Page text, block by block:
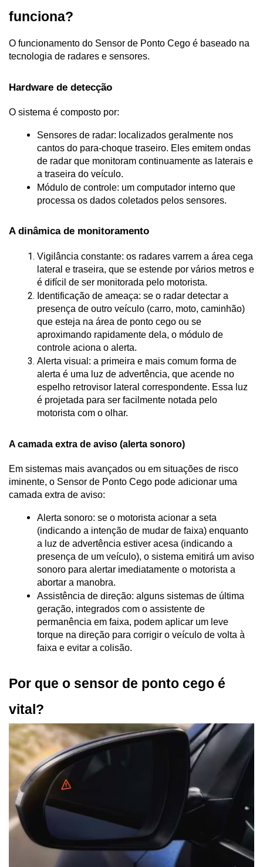
funciona?
O funcionamento do Sensor de Ponto Cego é baseado na
tecnologia de radares e sensores.
Hardware de detecção
O sistema é composto por:
Sensores de radar: localizados geralmente nos
cantos do para-choque traseiro. Eles emitem ondas
de radar que monitoram continuamente as laterais e
a traseira do veículo.
Módulo de controle: um computador interno que
processa os dados coletados pelos sensores.
A dinâmica de monitoramento
Vigilância constante: os radares varrem a área cega
lateral e traseira, que se estende por vários metros e
é difícil de ser monitorada pelo motorista.
Identificação de ameaça: se o radar detectar a
presença de outro veículo (carro, moto, caminhão)
que esteja na área de ponto cego ou se
aproximando rapidamente dela, o módulo de
controle aciona o alerta.
Alerta visual: a primeira e mais comum forma de
alerta é uma luz de advertência, que acende no
espelho retrovisor lateral correspondente. Essa luz
é projetada para ser facilmente notada pelo
motorista com o olhar.
A camada extra de aviso (alerta sonoro)
Em sistemas mais avançados ou em situações de risco
iminente, o Sensor de Ponto Cego pode adicionar uma
camada extra de aviso:
Alerta sonoro: se o motorista acionar a seta
(indicando a intenção de mudar de faixa) enquanto
a luz de advertência estiver acesa (indicando a
presença de um veículo), o sistema emitirá um aviso
sonoro para alertar imediatamente o motorista a
abortar a manobra.
Assistência de direção: alguns sistemas de última
geração, integrados com o assistente de
permanência em faixa, podem aplicar um leve
torque na direção para corrigir o veículo de volta à
faixa e evitar a colisão.
Por que o sensor de ponto cego é
vital?